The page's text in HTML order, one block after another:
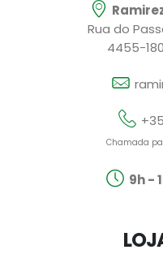
Rua do
4455-
Chamada
9h -